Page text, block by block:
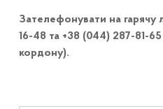
Зателефонувати на гарячу
16-48 та +38 (044) 287-81-65
кордону).